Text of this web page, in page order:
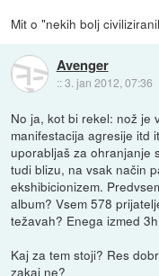
Mit o "nekih bolj
Avenger
::3. jan 2012, 07:36
No ja, kot bi rekel: nož je
manifestacija agresije itd
uporabljaš za ohranjanje
tudi blizu, na vsak način
ekshibicionizem.
album? Vsem 578
težavah? Enega izmed
Kaj za tem stoji? Res
zakaj ne?